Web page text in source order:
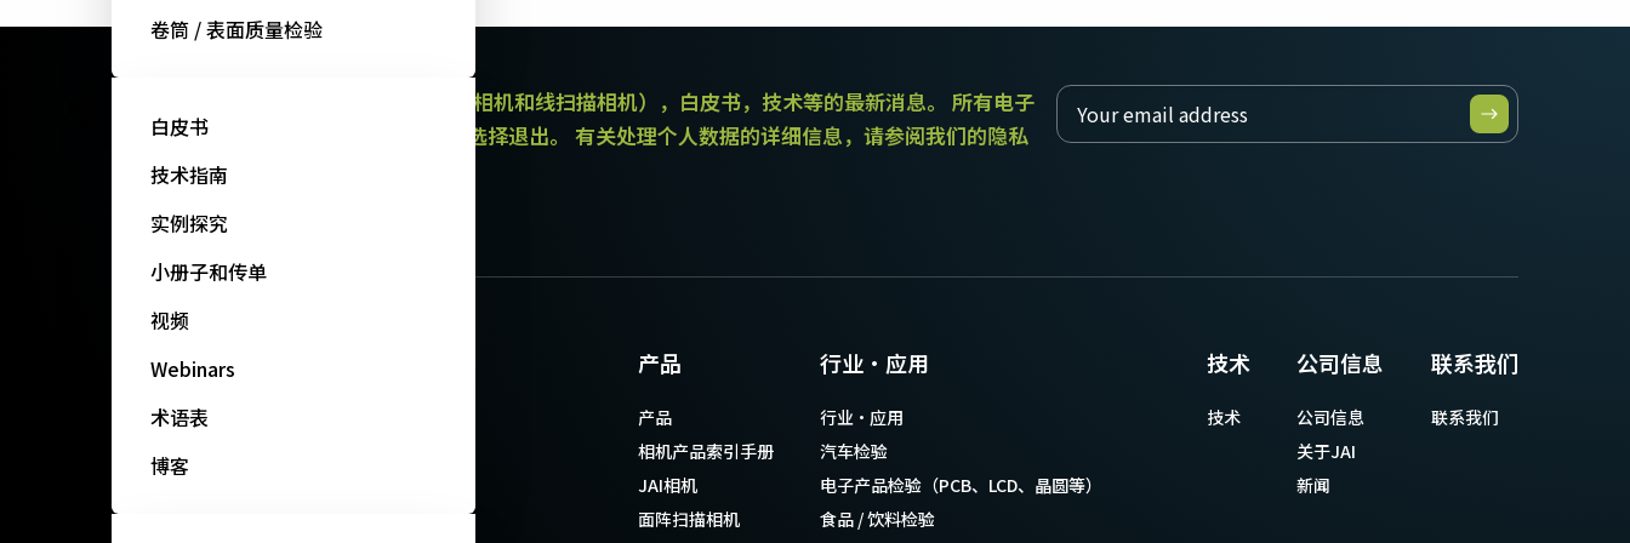
单传感器单色
单色CMOS传感器线阵扫描相机同时具备高
分辨率和超快的扫描速度。分辨率最高可
三线彩色
对于不需要JAI的棱镜技术提供的超高色彩
精确度的应用，三线相机可以提供出色的
波红外(SWIR)光线。该相机能够以SWIR光
了尖端的棱镜技术，可为线阵扫描彩色成
4传感器RGB+NIR（棱镜式）
4传感器线阵扫描相机设计用于同时捕获可
(NIR)光谱中的图像数据。
4传感器R-G-B + SWIR（棱镜
式）
4传感器机器视觉线阵扫描相机，可捕获可
见光谱中的RGB图像数据和短波红外波段
光谱中的图像数据。
卷筒 / 表面质量检验
白皮书
技术指南
实例探究
小册子和传单
视频
Webinars
术语表
博客
JAI的电子通讯提供有关产品（区域扫描相机和线扫描相机），白皮书，技术等的最新消息。 所有电子
通讯都包含取消订阅链接。 您可以随时选择退出。 有关处理个人数据的详细信息，请参阅我们的隐私
政策。
产品
产品
相机产品索引手册
JAI相机
面阵扫描相机
行业·应用
行业·应用
汽车检验
电子产品检验（PCB、LCD、晶圆等）
食品 / 饮料检验
技术
技术
公司信息
公司信息
关于JAI
新闻
联系我们
联系我们